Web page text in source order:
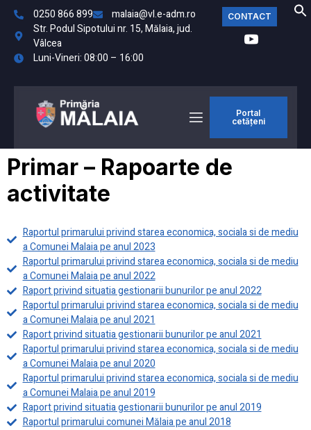
0250 866 899
malaia@vl.e-adm.ro
Str. Podul Sipotului nr. 15, Mălaia, jud.
Vâlcea
Luni-Vineri: 08:00 – 16:00
CONTACT
Portal
cetățeni
Primar – Rapoarte de
activitate
Raportul primarului privind starea economica, sociala si de mediu
a Comunei Malaia pe anul 2023
Raportul primarului privind starea economica, sociala si de mediu
a Comunei Malaia pe anul 2022
Raport privind situatia gestionarii bunurilor pe anul 2022
Raportul primarului privind starea economica, sociala si de mediu
a Comunei Malaia pe anul 2021
Raport privind situatia gestionarii bunurilor pe anul 2021
Raportul primarului privind starea economica, sociala si de mediu
a Comunei Malaia pe anul 2020
Raportul primarului privind starea economica, sociala si de mediu
a Comunei Malaia pe anul 2019
Raport privind situatia gestionarii bunurilor pe anul 2019
Raportul primarului comunei Mălaia pe anul 2018